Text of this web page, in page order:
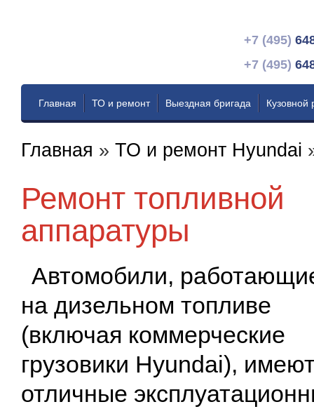
+7 (495)
+7 (495)
Главная ТО и ремонт Выездная бригада Кузовной
Главная » ТО и ремонт Hyundai
Ремонт топливной
аппаратуры
Автомобили,
на дизельном топливе
(включая коммерческие
грузовики Hyundai),
отличные